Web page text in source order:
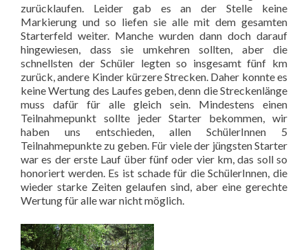
zurücklaufen. Leider gab es an der Stelle keine
Markierung und so liefen sie alle mit dem gesamten
Starterfeld weiter. Manche wurden dann doch darauf
hingewiesen, dass sie umkehren sollten, aber die
schnellsten der Schüler legten so insgesamt fünf km
zurück, andere Kinder kürzere Strecken. Daher konnte es
keine Wertung des Laufes geben, denn die Streckenlänge
muss dafür für alle gleich sein. Mindestens einen
Teilnahmepunkt sollte jeder Starter bekommen, wir
haben uns entschieden, allen SchülerInnen 5
Teilnahmepunkte zu geben. Für viele der jüngsten Starter
war es der erste Lauf über fünf oder vier km, das soll so
honoriert werden. Es ist schade für die SchülerInnen, die
wieder starke Zeiten gelaufen sind, aber eine gerechte
Wertung für alle war nicht möglich.